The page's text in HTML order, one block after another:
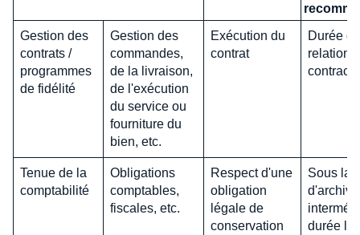
Gestion des
contrats /
programmes
de fidélité
Gestion des
commandes,
de la livraison,
de l'exécution
du service ou
fourniture du
bien, etc.
Exécution du
contrat
Durée
relation
Tenue de la
comptabilité
Obligations
comptables,
fiscales, etc.
Respect d'une
obligation
légale de
conservation
Sous la
d'archive
durée